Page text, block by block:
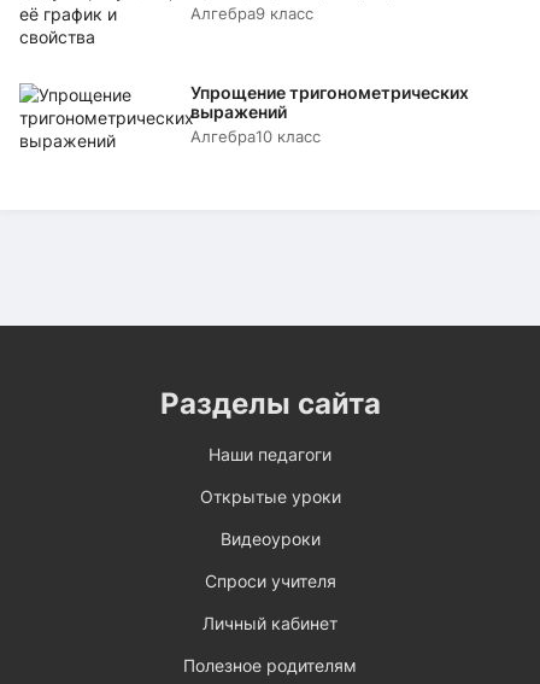
Алгебра9 класс
Упрощение тригонометрических
выражений
Алгебра10 класс
Разделы сайта
Наши педагоги
Открытые уроки
Видеоуроки
Спроси учителя
Личный кабинет
Полезное родителям